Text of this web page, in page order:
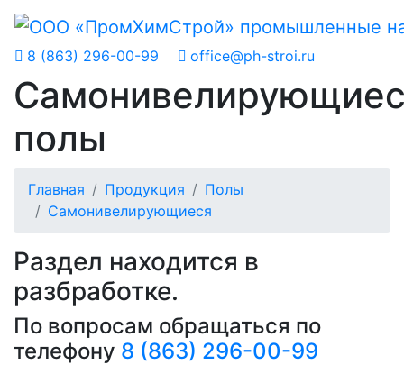
8 (863) 296-00-99 office@ph-stroi.ru
полы
Главная Продукция
Полы
Самонивелирующиеся
Раздел находится в
разбработке.
По вопросам обращаться по
телефону 8 (863) 296-00-99